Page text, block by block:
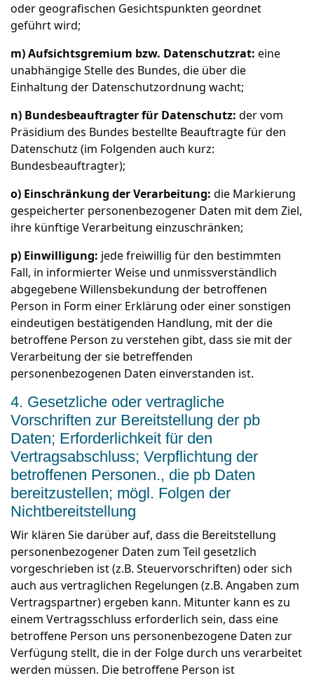
oder geografischen Gesichtspunkten geordnet
geführt wird;
m) Aufsichtsgremium bzw. Datenschutzrat: eine
unabhängige Stelle des Bundes, die über die
Einhaltung der Datenschutzordnung wacht;
n) Bundesbeauftragter für Datenschutz: der vom
Präsidium des Bundes bestellte Beauftragte für den
Datenschutz (im Folgenden auch kurz:
Bundesbeauftragter);
o) Einschränkung der Verarbeitung: die Markierung
gespeicherter personenbezogener Daten mit dem Ziel,
ihre künftige Verarbeitung einzuschränken;
p) Einwilligung: jede freiwillig für den bestimmten
Fall, in informierter Weise und unmissverständlich
abgegebene Willensbekundung der betroffenen
Person in Form einer Erklärung oder einer sonstigen
eindeutigen bestätigenden Handlung, mit der die
betroffene Person zu verstehen gibt, dass sie mit der
Verarbeitung der sie betreffenden
personenbezogenen Daten einverstanden ist.
4. Gesetzliche oder vertragliche
Vorschriften zur Bereitstellung der pb
Daten; Erforderlichkeit für den
Vertragsabschluss; Verpflichtung der
betroffenen Personen., die pb Daten
bereitzustellen; mögl. Folgen der
Nichtbereitstellung
Wir klären Sie darüber auf, dass die Bereitstellung
personenbezogener Daten zum Teil gesetzlich
vorgeschrieben ist (z.B. Steuervorschriften) oder sich
auch aus vertraglichen Regelungen (z.B. Angaben zum
Vertragspartner) ergeben kann. Mitunter kann es zu
einem Vertragsschluss erforderlich sein, dass eine
betroffene Person uns personenbezogene Daten zur
Verfügung stellt, die in der Folge durch uns verarbeitet
werden müssen. Die betroffene Person ist